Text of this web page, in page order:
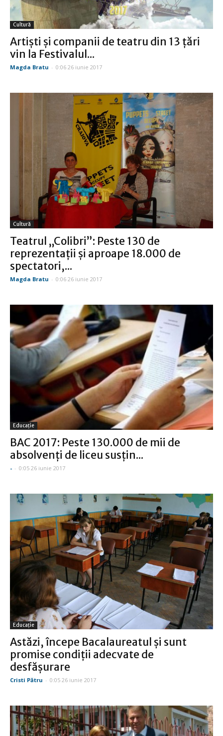
Cultură
Artişti şi companii de teatru din 13 ţări
vin la Festivalul...
Magda Bratu - 0:06 26 iunie 2017
Cultură
Teatrul „Colibri”: Peste 130 de
reprezentaţii şi aproape 18.000 de
spectatori,...
Magda Bratu - 0:06 26 iunie 2017
Educație
BAC 2017: Peste 130.000 de mii de
absolvenţi de liceu susţin...
- - 0:05 26 iunie 2017
Educație
Astăzi, începe Bacalaureatul şi sunt
promise condiţii adecvate de
desfăşurare
Cristi Pătru - 0:05 26 iunie 2017